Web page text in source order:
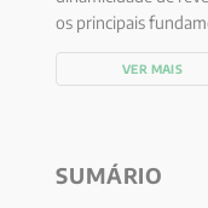
os principais
Pastoral (ABP). É
contextos eclesiais.
VER MAIS
SUMÁRIO